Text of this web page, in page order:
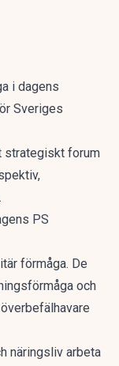
i dagens
Sveriges
strategiskt forum
PS
förmåga. De
och
näringsliv arbeta